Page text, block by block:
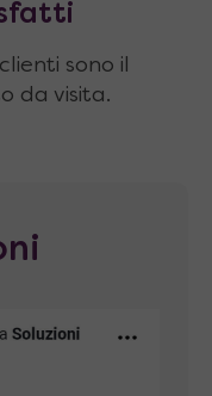
sono il
da visita.